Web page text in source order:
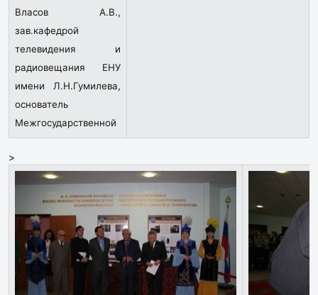
Власов А.В.,
зав.кафедрой
телевидения и
радиовещания ЕНУ
имени Л.Н.Гумилева,
основатель
Межгосударственной
>